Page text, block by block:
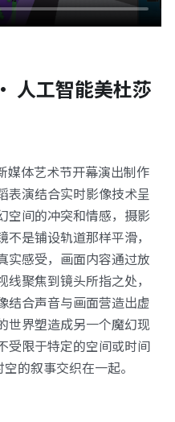
人工智能美杜莎
体艺术节开幕演出制作
表演结合实时影像技术呈
空间的冲突和情感，摄影
是铺设轨道那样平滑，
感受，画面内容通过放
聚焦到镜头所指之处，
结合声音与画面营造出虚
世界塑造成另一个魔幻现
受限于特定的空间或时间
的叙事交织在一起。